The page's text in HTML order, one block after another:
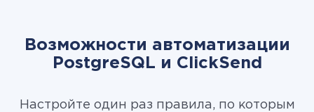
Возможности автоматизации
PostgreSQL и ClickSend
Настройте один раз правила, по которым